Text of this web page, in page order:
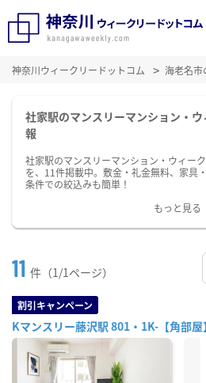
神奈川ウィークリードットコム 海老名市
社家駅のマンスリーマンション・
報
社家駅のマンスリーマンション・ウィー
を、11件掲載中。敷金・礼金無料、家具
条件での絞込みも簡単！
もっと見る
11 件（1/1ページ）
割引キャンペーン
Kマンスリー藤沢駅 801・1K-【角部